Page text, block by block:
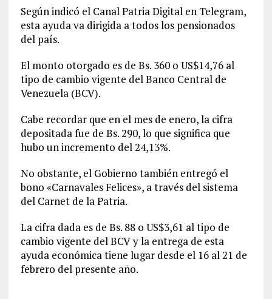
Según indicó el Canal Patria Digital en Telegram,
esta ayuda va dirigida a todos los pensionados
del país.
El monto otorgado es de Bs. 360 o US$14,76 al
tipo de cambio vigente del Banco Central de
Venezuela (BCV).
Cabe recordar que en el mes de enero, la cifra
depositada fue de Bs. 290, lo que significa que
hubo un incremento del 24,13%.
No obstante, el Gobierno también entregó el
bono «Carnavales Felices», a través del sistema
del Carnet de la Patria.
La cifra dada es de Bs. 88 o US$3,61 al tipo de
cambio vigente del BCV y la entrega de esta
ayuda económica tiene lugar desde el 16 al 21 de
febrero del presente año.